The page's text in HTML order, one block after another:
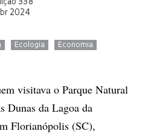
338
2024
Ecologia Economia
visitava o Parque Natural
Dunas da Lagoa da
Florianópolis (SC),